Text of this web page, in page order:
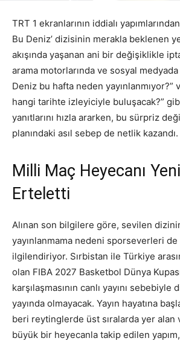
TRT 1 ekranlarının iddialı
Bu Deniz’ dizisinin merakla beklenen
akışında yaşanan ani bir değişiklikle
arama motorlarında ve sosyal medyada
Deniz bu hafta neden yayınlanmıyor?”
hangi tarihte izleyiciyle buluşacak?”
yanıtlarını hızla ararken, bu sürpriz
planındaki asıl sebep de netlik kazandı.
Milli Maç Heyecanı
Erteletti
Alınan son bilgilere göre, sevilen
yayınlanmama nedeni sporseverleri de
ilgilendiriyor. Sırbistan ile Türkiye
olan FIBA 2027 Basketbol Dünya
karşılaşmasının canlı yayını sebebiyle
yayında olmayacak. Yayın hayatına
beri reytinglerde üst sıralarda yer alan
büyük bir heyecanla takip edilen